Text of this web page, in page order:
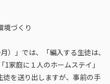
境づくり
）」では、「編入する生徒は、
家庭に１人のホームステイ」
徒を送り出しますが、事前の手